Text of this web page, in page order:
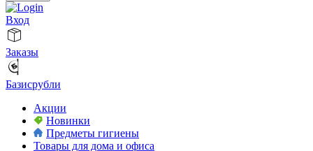
Вход
Заказы
Базисрубли
Акции
Новинки
Предметы гигиены
Товары для дома и офиса